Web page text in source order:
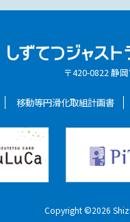
〒420-0822 静
移動等円滑化取組計画書
Copyright ©2026